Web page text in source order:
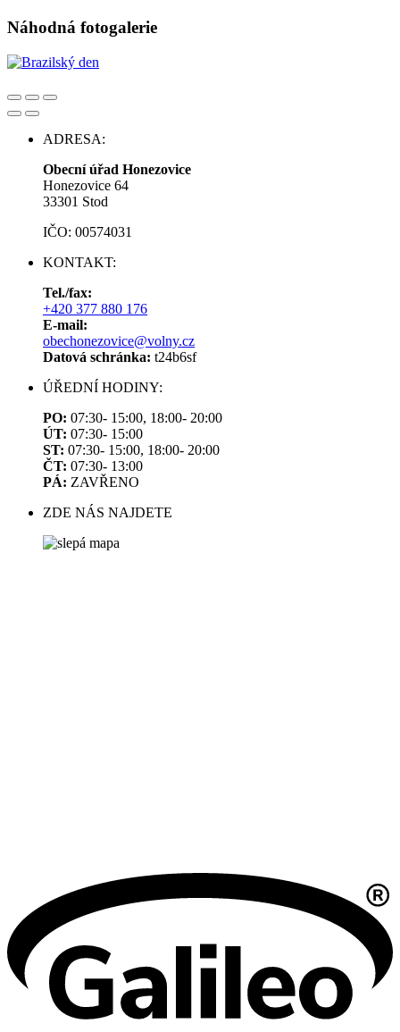
Náhodná fotogalerie
ADRESA:
Obecní úřad Honezovice
Honezovice 64
33301 Stod
IČO: 00574031
KONTAKT:
Tel./fax:
+420 377 880 176
E-mail:
obechonezovice@volny.cz
Datová schránka: t24b6sf
ÚŘEDNÍ HODINY:
PO: 07:30- 15:00, 18:00- 20:00
ÚT: 07:30- 15:00
ST: 07:30- 15:00, 18:00- 20:00
ČT: 07:30- 13:00
PÁ: ZAVŘENO
ZDE NÁS NAJDETE